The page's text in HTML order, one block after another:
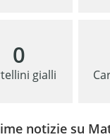
0
gialli
notizie su